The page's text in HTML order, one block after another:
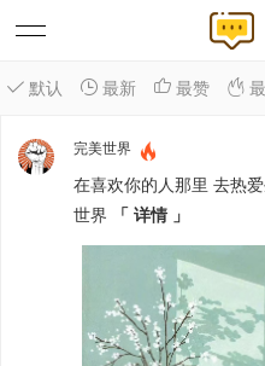
默认 最新 最赞
完美世界
在喜欢你的人那里 去热
世界 「 详情 」